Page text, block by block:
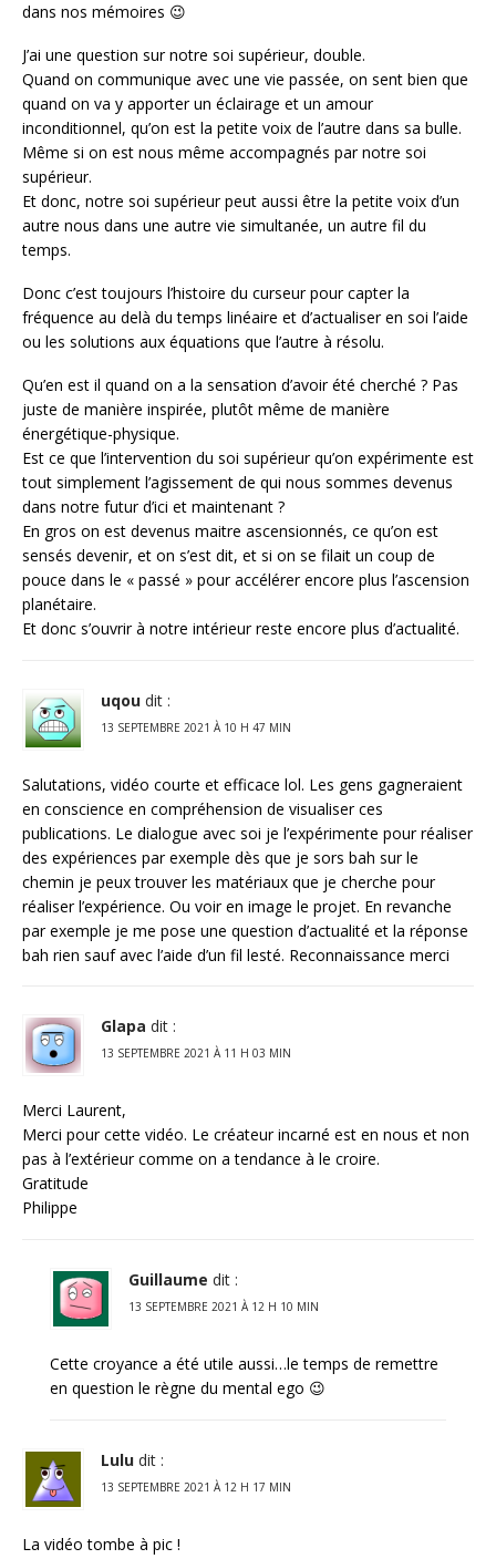
dans nos mémoires 😉
J’ai une question sur notre soi supérieur, double.
Quand on communique avec une vie passée, on sent bien que
quand on va y apporter un éclairage et un amour
inconditionnel, qu’on est la petite voix de l’autre dans sa bulle.
Même si on est nous même accompagnés par notre soi
supérieur.
Et donc, notre soi supérieur peut aussi être la petite voix d’un
autre nous dans une autre vie simultanée, un autre fil du
temps.
Donc c’est toujours l’histoire du curseur pour capter la
fréquence au delà du temps linéaire et d’actualiser en soi l’aide
ou les solutions aux équations que l’autre à résolu.
Qu’en est il quand on a la sensation d’avoir été cherché ? Pas
juste de manière inspirée, plutôt même de manière
énergétique-physique.
Est ce que l’intervention du soi supérieur qu’on expérimente est
tout simplement l’agissement de qui nous sommes devenus
dans notre futur d’ici et maintenant ?
En gros on est devenus maitre ascensionnés, ce qu’on est
sensés devenir, et on s’est dit, et si on se filait un coup de
pouce dans le « passé » pour accélérer encore plus l’ascension
planétaire.
Et donc s’ouvrir à notre intérieur reste encore plus d’actualité.
uqou dit :
13 SEPTEMBRE 2021 À 10 H 47 MIN
Salutations, vidéo courte et efficace lol. Les gens gagneraient
en conscience en compréhension de visualiser ces
publications. Le dialogue avec soi je l’expérimente pour réaliser
des expériences par exemple dès que je sors bah sur le
chemin je peux trouver les matériaux que je cherche pour
réaliser l’expérience. Ou voir en image le projet. En revanche
par exemple je me pose une question d’actualité et la réponse
bah rien sauf avec l’aide d’un fil lesté. Reconnaissance merci
Glapa dit :
13 SEPTEMBRE 2021 À 11 H 03 MIN
Merci Laurent,
Merci pour cette vidéo. Le créateur incarné est en nous et non
pas à l’extérieur comme on a tendance à le croire.
Gratitude
Philippe
Guillaume dit :
13 SEPTEMBRE 2021 À 12 H 10 MIN
Cette croyance a été utile aussi…le temps de remettre
en question le règne du mental ego 😉
Lulu dit :
13 SEPTEMBRE 2021 À 12 H 17 MIN
La vidéo tombe à pic !